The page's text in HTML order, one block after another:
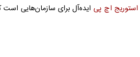
استوریج اچ پی ایده‌آل برای سازمان‌هایی است